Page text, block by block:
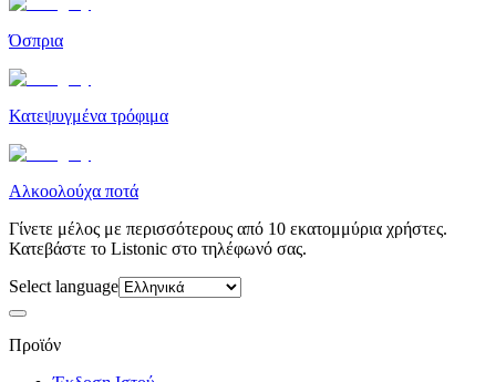
Όσπρια
Κατεψυγμένα τρόφιμα
Αλκοολούχα ποτά
Γίνετε μέλος με περισσότερους από 10 εκατομμύρια χρήστες.
Κατεβάστε το Listonic στο τηλέφωνό σας.
Select language
Προϊόν